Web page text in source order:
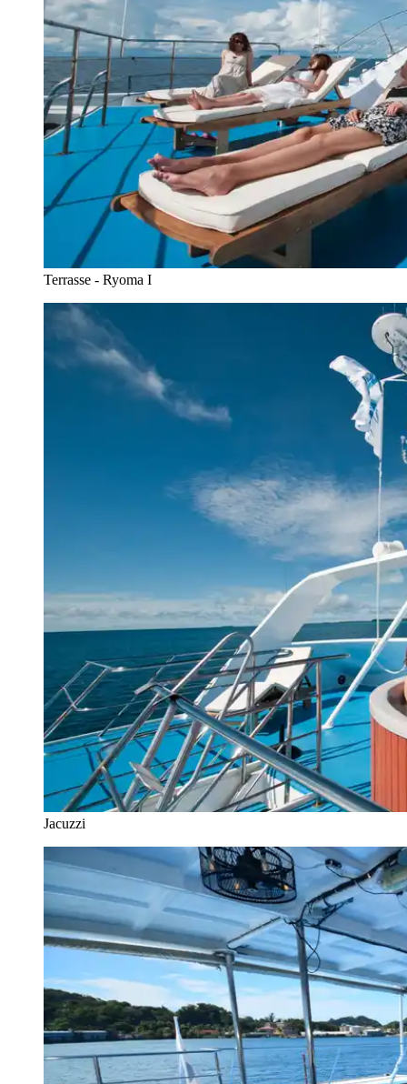
Terrasse - Ryoma I
Jacuzzi